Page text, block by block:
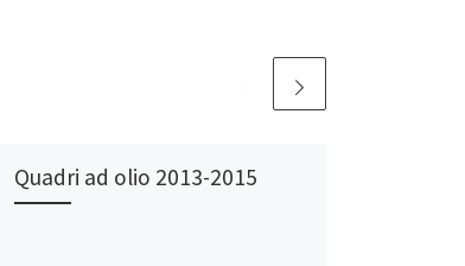
Quadri ad olio 2013-2015